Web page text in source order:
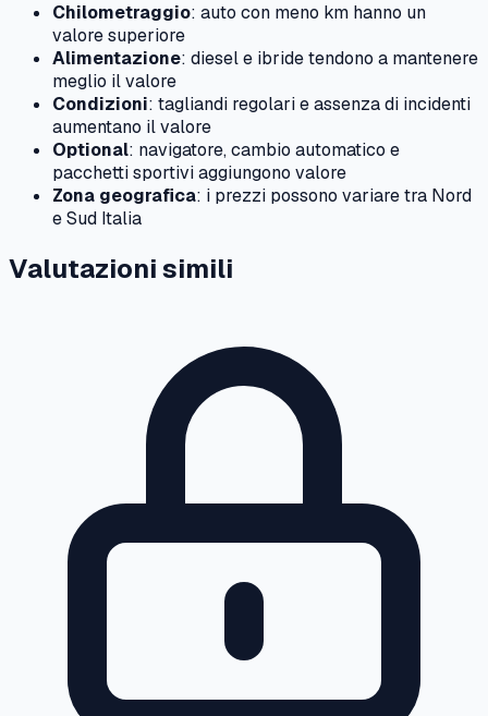
Chilometraggio: auto con meno km hanno un
valore superiore
Alimentazione: diesel e ibride tendono a mantenere
meglio il valore
Condizioni: tagliandi regolari e assenza di incidenti
aumentano il valore
Optional: navigatore, cambio automatico e
pacchetti sportivi aggiungono valore
Zona geografica: i prezzi possono variare tra Nord
e Sud Italia
Valutazioni simili